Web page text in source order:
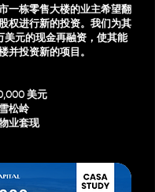
一栋零售大楼的业主希望翻
权进行新的投资。我们为其
美元的现金再融资，使其能
并投资新的项目。
美元
松岭
业套现